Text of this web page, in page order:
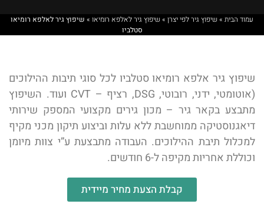
עמוד הבית »שיפוץ גיר לפי יצרן »שיפוץ גיר לאלפא רומיאו » שיפוץ גיר לאלפא רומיאו
סטלביו
שיפוץ גיר אלפא רומיאו סטלביו לכל סוגי תיבות ההילוכים
(אוטומטי, ידני, רובוטי, DSG, רציף – CVT ועוד. השיפוץ
מתבצע בקאר גיר – מכון גירים מקצועי המספק שירותי
דיאגנוסטיקה ממוחשבת ללא עלות וביצוע תיקון מכני מקיף
למכלול תיבת ההילוכים. העבודה מתבצעת ע”י צוות מיומן
וכוללת אחריות מקיפה ל-6 חודשים.
קבלת הצעת מחיר מיידית